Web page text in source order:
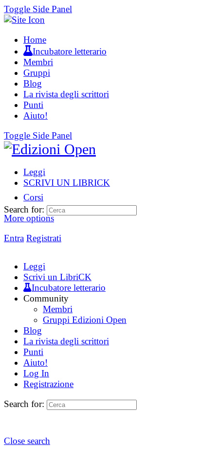
Toggle Side Panel
Home
Incubatore letterario
Membri
Gruppi
Blog
La rivista degli scrittori
Punti
Aiuto!
Toggle Side Panel
Leggi
SCRIVI UN LIBRICK
Corsi
More options
Entra Registrati
Search for:
Leggi
Scrivi un LibriCK
Incubatore letterario
Community
Membri
Gruppi Edizioni Open
Blog
La rivista degli scrittori
Punti
Aiuto!
Log In
Registrazione
Search for:
Close search